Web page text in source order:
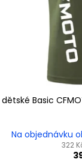
Basic
Na objednávku
322